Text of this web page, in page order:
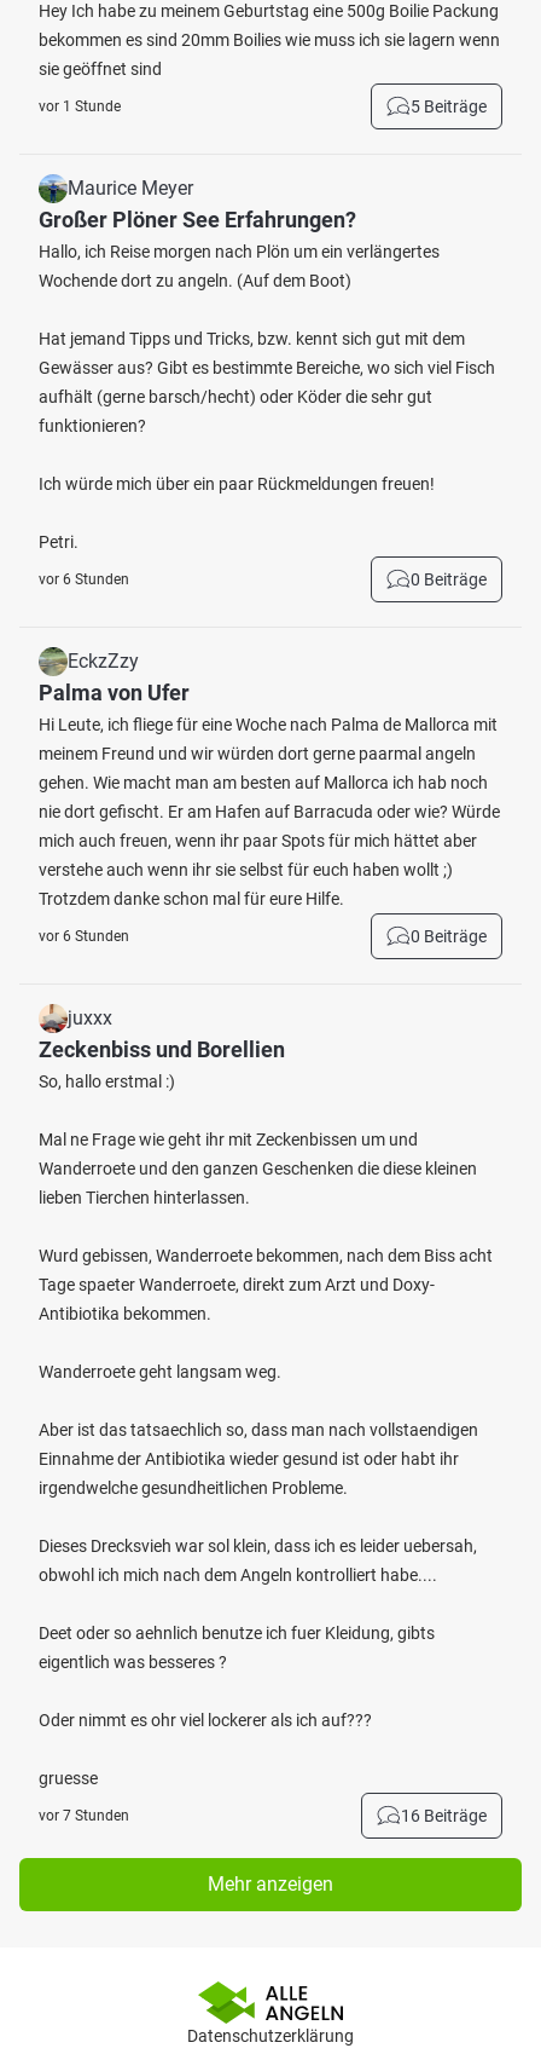
Hey Ich habe zu meinem Geburtstag eine 500g Boilie Packung
bekommen es sind 20mm Boilies wie muss ich sie lagern wenn
sie geöffnet sind
vor 1 Stunde 5 Beiträge
Maurice Meyer
Großer Plöner See Erfahrungen?
Hallo, ich Reise morgen nach Plön um ein verlängertes
Wochende dort zu angeln. (Auf dem Boot)
Hat jemand Tipps und Tricks, bzw. kennt sich gut mit dem
Gewässer aus? Gibt es bestimmte Bereiche, wo sich viel Fisch
aufhält (gerne barsch/hecht) oder Köder die sehr gut
funktionieren?
Ich würde mich über ein paar Rückmeldungen freuen!
Petri.
vor 6 Stunden 0 Beiträge
EckzZzy
Palma von Ufer
Hi Leute, ich fliege für eine Woche nach Palma de Mallorca mit
meinem Freund und wir würden dort gerne paarmal angeln
gehen. Wie macht man am besten auf Mallorca ich hab noch
nie dort gefischt. Er am Hafen auf Barracuda oder wie? Würde
mich auch freuen, wenn ihr paar Spots für mich hättet aber
verstehe auch wenn ihr sie selbst für euch haben wollt ;)
Trotzdem danke schon mal für eure Hilfe.
vor 6 Stunden 0 Beiträge
juxxx
Zeckenbiss und Borellien
So, hallo erstmal :)
Mal ne Frage wie geht ihr mit Zeckenbissen um und
Wanderroete und den ganzen Geschenken die diese kleinen
lieben Tierchen hinterlassen.
Wurd gebissen, Wanderroete bekommen, nach dem Biss acht
Tage spaeter Wanderroete, direkt zum Arzt und Doxy-
Antibiotika bekommen.
Wanderroete geht langsam weg.
Aber ist das tatsaechlich so, dass man nach vollstaendigen
Einnahme der Antibiotika wieder gesund ist oder habt ihr
irgendwelche gesundheitlichen Probleme.
Dieses Drecksvieh war sol klein, dass ich es leider uebersah,
obwohl ich mich nach dem Angeln kontrolliert habe....
Deet oder so aehnlich benutze ich fuer Kleidung, gibts
eigentlich was besseres ?
Oder nimmt es ohr viel lockerer als ich auf???
gruesse
vor 7 Stunden 16 Beiträge
Mehr anzeigen
Datenschutzerklärung